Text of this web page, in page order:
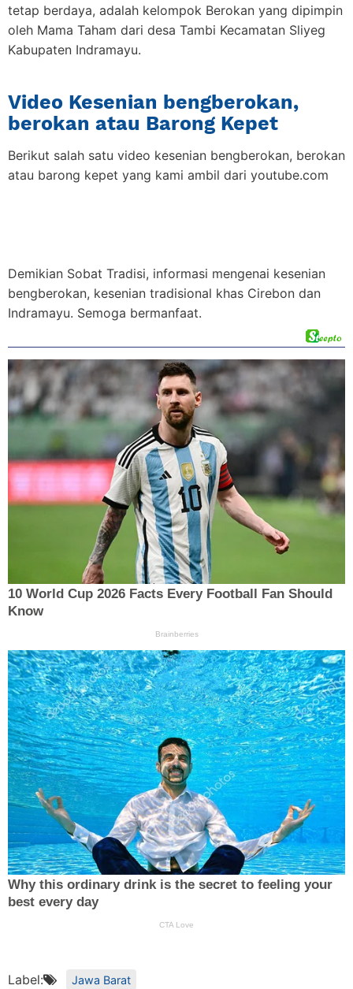
tetap berdaya, adalah kelompok Berokan yang dipimpin
oleh Mama Taham dari desa Tambi Kecamatan Sliyeg
Kabupaten Indramayu.
Video Kesenian bengberokan,
berokan atau Barong Kepet
Berikut salah satu video kesenian bengberokan, berokan
atau barong kepet yang kami ambil dari youtube.com
Demikian Sobat Tradisi, informasi mengenai kesenian
bengberokan, kesenian tradisional khas Cirebon dan
Indramayu. Semoga bermanfaat.
Label: Jawa Barat